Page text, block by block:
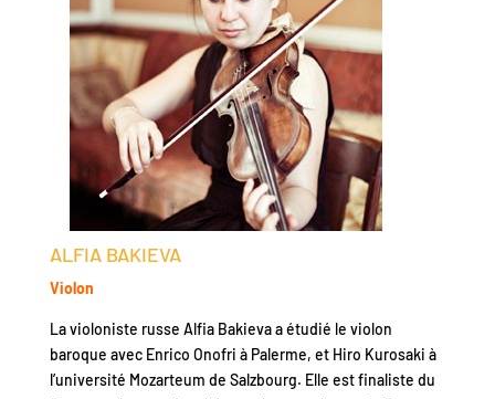
ALFIA BAKIEVA
Violon
La violoniste russe Alfia Bakieva a étudié le violon
baroque avec Enrico Onofri à Palerme, et Hiro Kurosaki à
l’université Mozarteum de Salzbourg. Elle est finaliste du